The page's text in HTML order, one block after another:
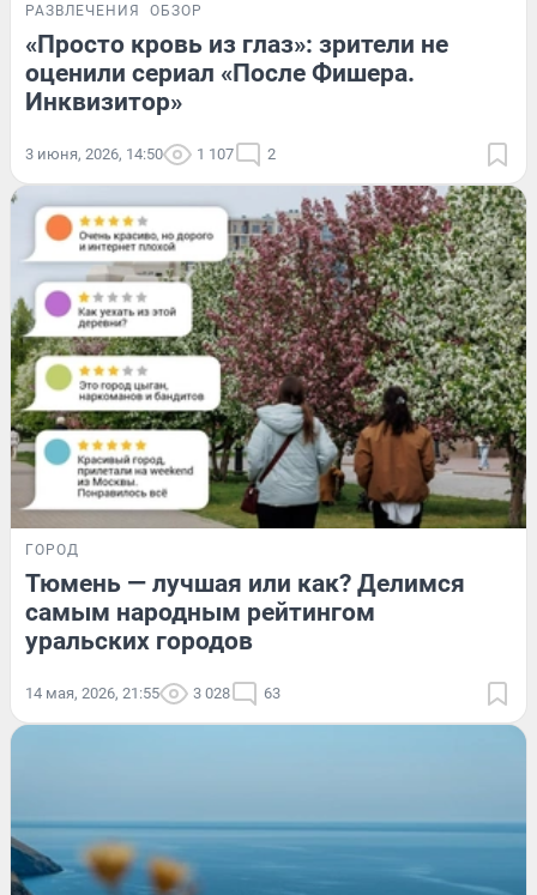
РАЗВЛЕЧЕНИЯ ОБЗОР
«Просто кровь из глаз»: зрители не
оценили сериал «После Фишера.
Инквизитор»
3 июня, 2026, 14:50 1 107 2
ГОРОД
Тюмень — лучшая или как? Делимся
самым народным рейтингом
уральских городов
14 мая, 2026, 21:55 3 028 63